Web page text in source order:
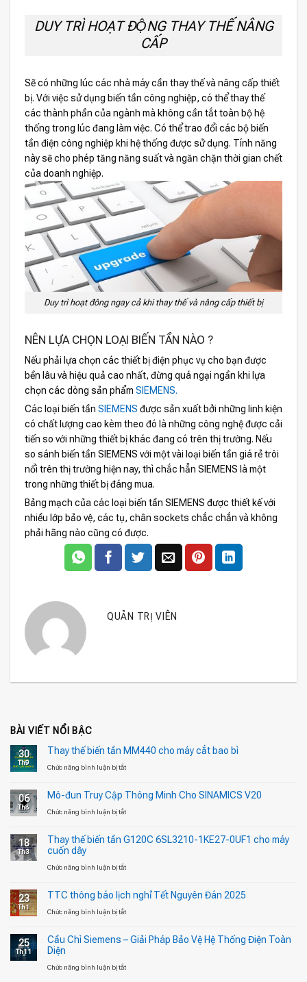
DUY TRÌ HOẠT ĐỘNG THAY THẾ NÂNG
CẤP
Sẽ có những lúc các nhà máy cần thay thế và nâng cấp thiết
bị. Với việc sử dụng biến tần công nghiệp, có thể thay thế
các thành phần của ngành mà không cần tắt toàn bộ hệ
thống trong lúc đang làm việc. Có thể trao đổi các bộ biến
tần điện công nghiệp khi hệ thống được sử dụng. Tính năng
này sẽ cho phép tăng năng suất và ngăn chặn thời gian chết
của doanh nghiệp.
Duy trì hoạt đông ngay cả khi thay thế và nâng cấp thiết bị
NÊN LỰA CHỌN LOẠI BIẾN TẦN NÀO ?
Nếu phải lựa chọn các thiết bị điện phục vụ cho bạn được
bền lâu và hiệu quả cao nhất, đừng quá ngại ngần khi lựa
chọn các dòng sản phẩm SIEMENS.
Các loại biến tần SIEMENS được sản xuất bởi những linh kiện
có chất lượng cao kèm theo đó là những công nghệ được cải
tiến so với những thiết bị khác đang có trên thị trường. Nếu
so sánh biến tần SIEMENS với một vài loại biến tần giá rẻ trôi
nổi trên thị trường hiện nay, thì chắc hẳn SIEMENS là một
trong những thiết bị đáng mua.
Bảng mạch của các loại biến tần SIEMENS được thiết kế với
nhiều lớp bảo vệ, các tụ, chân sockets chắc chắn và không
phải hãng nào cũng có được.
QUẢN TRỊ VIÊN
BÀI VIẾT NỔI BẬC
30
Th9
Thay thế biến tần MM440 cho máy cắt bao bì
Chức năng bình luận bị tắtở
thế
biến
MM440
06
Th8
Mô-đun Truy Cập Thông Minh Cho SINAMICS V20
Chức năng bình luận bị tắtở
đun
Cập
Minh
18
Th3
Thay thế biến tần G120C 6SL3210-1KE27-0UF1 cho máy
cuốn dây
Chức năng bình luận bị tắtở
thế
biến
G120C
23
Th1
TTC thông báo lịch nghỉ Tết Nguyên Đán 2025
Chức năng bình luận bị tắtở
thông
lịch
25
Th11
Cầu Chì Siemens – Giải Pháp Bảo Vệ Hệ Thống Điện Toàn
Diện
Chức năng bình luận bị tắtở